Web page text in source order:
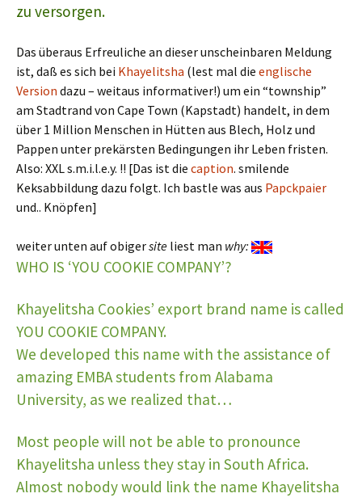
zu versorgen.
Das überaus Erfreuliche an dieser unscheinbaren Meldung
ist, daß es sich bei Khayelitsha (lest mal die englische
Version dazu – weitaus informativer!) um ein “township”
am Stadtrand von Cape Town (Kapstadt) handelt, in dem
über 1 Million Menschen in Hütten aus Blech, Holz und
Pappen unter prekärsten Bedingungen ihr Leben fristen.
Also: XXL s.m.i.l.e.y. !! [Das ist die caption. smilende
Keksabbildung dazu folgt. Ich bastle was aus Papckpaier
und.. Knöpfen]
weiter unten auf obigersite liest man why:
WHO IS ‘YOU COOKIE COMPANY’?
Khayelitsha Cookies’ export brand name is called
YOU COOKIE COMPANY.
We developed this name with the assistance of
amazing EMBA students from Alabama
University, as we realized that…
Most people will not be able to pronounce
Khayelitsha unless they stay in South Africa.
Almost nobody would link the name Khayelitsha